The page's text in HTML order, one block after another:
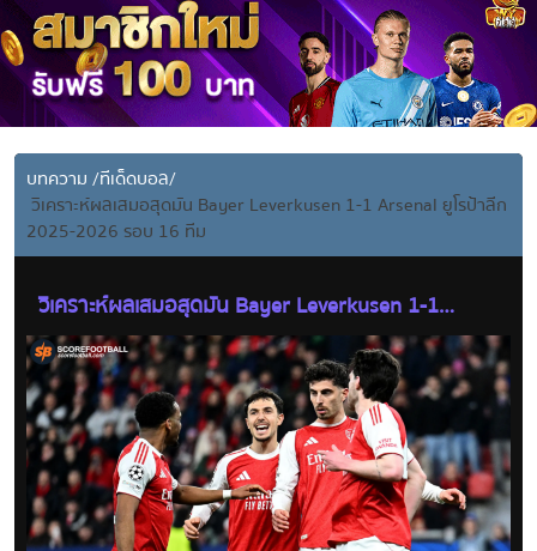
บทความ /ทีเด็ดบอล/
วิเคราะห์ผลเสมอสุดมัน Bayer Leverkusen 1-1 Arsenal ยูโรป้าลีก
2025-2026 รอบ 16 ทีม
วิเคราะห์ผลเสมอสุดมัน Bayer Leverkusen 1-1
Arsenal ยูโรป้าลีก 2025-2026 รอบ 16 ทีม